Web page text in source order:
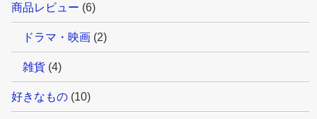
商品レビュー (6)
ドラマ・映画 (2)
雑貨 (4)
好きなもの (10)